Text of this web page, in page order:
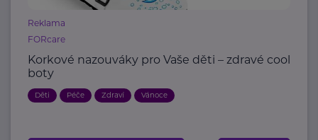
Reklama
FORcare
Korkové nazouváky pro Vaše děti – zdravé cool
boty
Děti Péče Zdraví Vánoce